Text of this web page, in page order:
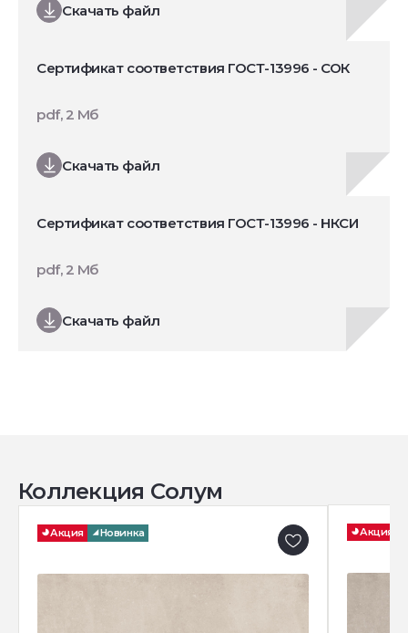
Скачать файл
Сертификат соответствия ГОСТ-13996 - СОК
Скачать файл
pdf, 2 Мб
Сертификат соответствия ГОСТ-13996 - НКСИ
Скачать файл
pdf, 2 Мб
Коллекция Солум
Акция Новинка Акция